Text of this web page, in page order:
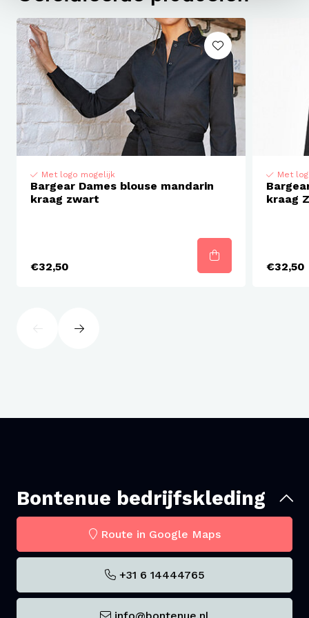
Met logo mogelijk
Bargear Dames blouse mandarin
kraag zwart
€32,50
Met
kraag
€32,50
Bontenue bedrijfskleding
Route in Google Maps
+31 6 14444765